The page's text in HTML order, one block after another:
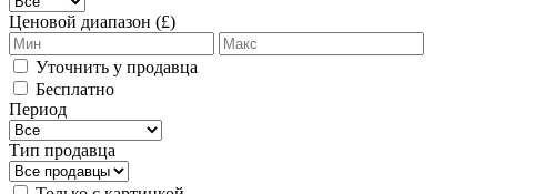
Ценовой диапазон (£)
Уточнить у продавца
Бесплатно
Период
Тип продавца